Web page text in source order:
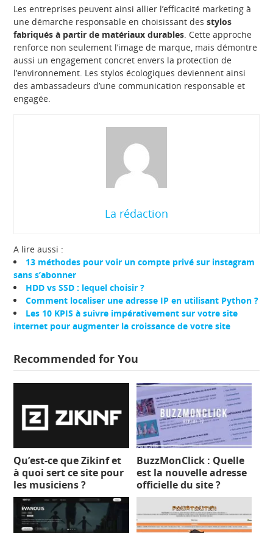
Les entreprises peuvent ainsi allier l’efficacité marketing à
une démarche responsable en choisissant desstylos
fabriqués à partir de matériaux durables. Cette approche
renforce non seulement l’image de marque, mais démontre
aussi un engagement concret envers la protection de
l’environnement. Les stylos écologiques deviennent ainsi
des ambassadeurs d’une communication responsable et
engagée.
La rédaction
A lire aussi :
13 méthodes pour voir un compte privé sur instagram
sans s’abonner
HDD vs SSD : lequel choisir ?
Comment localiser une adresse IP en utilisant Python ?
Les 10 KPIS à suivre impérativement sur votre site
internet pour augmenter la croissance de votre site
Recommended for You
Qu’est-ce que Zikinf et
à quoi sert ce site pour
les musiciens ?
BuzzMonClick : Quelle
est la nouvelle adresse
officielle du site ?